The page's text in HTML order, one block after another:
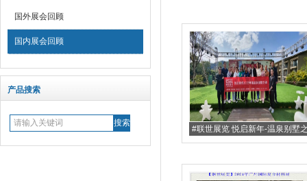
国外展会回顾
国内展会回顾
产品搜索
#联世展览 悦启新年-温泉别墅
旅